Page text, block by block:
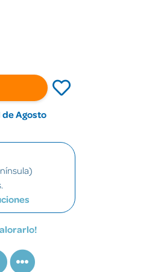
de Agosto